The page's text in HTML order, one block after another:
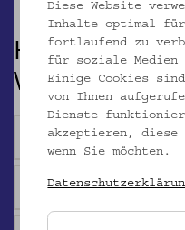
HÄUFIG
Was ist eigentlich
Wofür steht "Nutze
Diese Website
Inhalte optimal
fortlaufend zu
für soziale Medien
Einige Cookies
von Ihnen
Dienste
akzeptieren, diese
wenn Sie möchten.